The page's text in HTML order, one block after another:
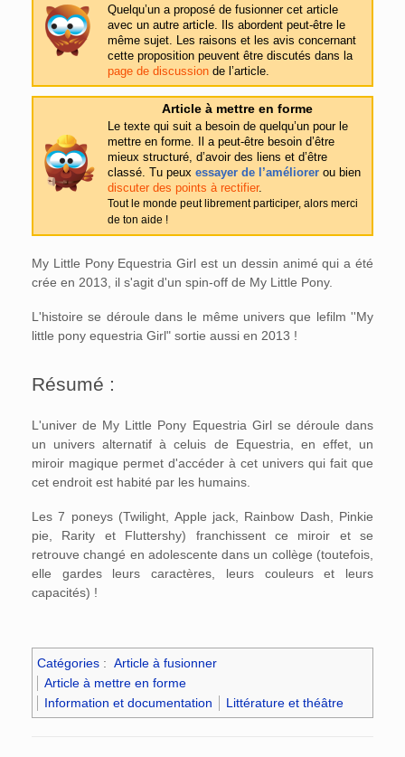
Quelqu’un a proposé de fusionner cet article
avec un autre article. Ils abordent peut-être le
même sujet. Les raisons et les avis concernant
cette proposition peuvent être discutés dans la
page de discussionde l’article.
Article à mettre en forme
Le texte qui suit a besoin de quelqu’un pour le
mettre en forme. Il a peut-être besoin d’être
mieux structuré, d’avoir des liens et d’être
classé. Tu peux essayer de l’améliorerou bien
discuter des points à rectifier.
Tout le monde peut librement participer, alors merci
de ton aide !
My Little Pony Equestria Girl est un dessin animé qui a été
crée en 2013, il s'agit d'un spin-off de My Little Pony.
L'histoire se déroule dans le même univers que lefilm ''My
little pony equestria Girl" sortie aussi en 2013 !
Résumé :
L'univer de My Little Pony Equestria Girl se déroule dans
un univers alternatif à celuis de Equestria, en effet, un
miroir magique permet d'accéder à cet univers qui fait que
cet endroit est habité par les humains.
Les 7 poneys (Twilight, Apple jack, Rainbow Dash, Pinkie
pie, Rarity et Fluttershy) franchissent ce miroir et se
retrouve changé en adolescente dans un collège (toutefois,
elle gardes leurs caractères, leurs couleurs et leurs
capacités) !
Catégories : Article à fusionner
Article à mettre en forme
Information et documentation
Littérature et théâtre